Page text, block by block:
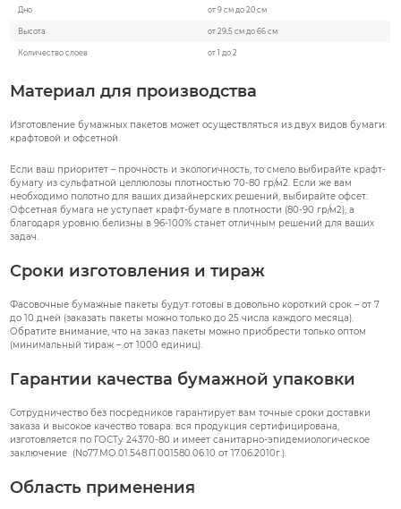
Дно от 9 см до 20 см
Высота от 29,5 см до 66 см
Количество слоев от 1 до 2
Материал для производства
Изготовление бумажных пакетов может осуществляться из двух видов бумаги:
крафтовой и офсетной.
Если ваш приоритет – прочность и экологичность, то смело выбирайте крафт-
бумагу из сульфатной целлюлозы плотностью 70-80 гр/м2. Если же вам
необходимо полотно для ваших дизайнерских решений, выбирайте офсет.
Офсетная бумага не уступает крафт-бумаге в плотности (80-90 гр/м2), а
благодаря уровню белизны в 96-100% станет отличным решений для ваших
задач.
Сроки изготовления и тираж
Фасовочные бумажные пакеты будут готовы в довольно короткий срок – от 7
до 10 дней (заказать пакеты можно только до 25 числа каждого месяца).
Обратите внимание, что на заказ пакеты можно приобрести только оптом
(минимальный тираж – от 1000 единиц).
Гарантии качества бумажной упаковки
Сотрудничество без посредников гарантирует вам точные сроки доставки
заказа и высокое качество товара: вся продукция сертифицирована,
изготовляется по ГОСТу 24370-80 и имеет санитарно-эпидемиологическое
заключение (No77.МО.01.548.П.001580.06.10 от 17.06.2010г.).
Область применения